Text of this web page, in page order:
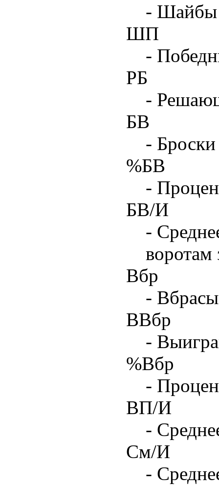
- Шайбы
ШП
-
РБ
-
БВ
-
%БВ
-
БВ/И
-
воротам
Вбр
-
ВВбр
-
%Вбр
-
ВП/И
-
См/И
-